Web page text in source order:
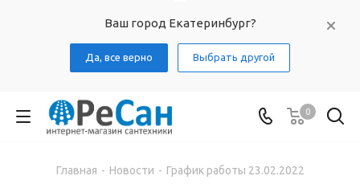
Ваш город Екатеринбург?
Да, все верно Выбрать другой
0
Главная - Новости - График работы 23.02.2022